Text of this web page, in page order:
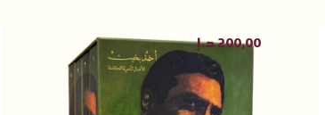
200,00د.إ